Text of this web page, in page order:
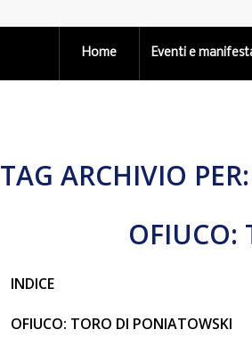
Home Eventi e
TAG ARCHIVIO PER:
OFIUCO:
INDICE
OFIUCO: TORO DI PONIATOWSKI